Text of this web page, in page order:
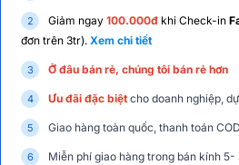
Giảm ngay 100.000đ khi Check-in
đơn trên 3tr). Xem chi tiết
Ở đâu bán rẻ, chúng tôi bán rẻ hơn
Ưu đãi đặc biệt cho doanh nghiệp,
Giao hàng toàn quốc, thanh toán COD
Miễn phí giao hàng trong bán kính